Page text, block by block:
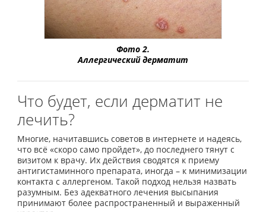
Фото 2.
Аллергический дерматит
Что будет, если дерматит не
лечить?
Многие, начитавшись советов в интернете и надеясь,
что всё «скоро само пройдет», до последнего тянут с
визитом к врачу. Их действия сводятся к приему
антигистаминного препарата, иногда – к минимизации
контакта с аллергеном. Такой подход нельзя назвать
разумным. Без адекватного лечения высыпания
принимают более распространенный и выраженный